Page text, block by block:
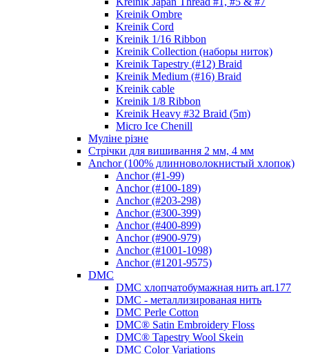
Kreinik Ombre
Kreinik Cord
Kreinik 1/16 Ribbon
Kreinik Collection (наборы ниток)
Kreinik Tapestry (#12) Braid
Kreinik Medium (#16) Braid
Kreinik cable
Kreinik 1/8 Ribbon
Kreinik Heavy #32 Braid (5m)
Micro Ice Chenill
Муліне різне
Стрічки для вишивання 2 мм, 4 мм
Anchor (100% длинноволокнистый хлопок)
Anchor (#1-99)
Anchor (#100-189)
Anchor (#203-298)
Anchor (#300-399)
Anchor (#400-899)
Anchor (#900-979)
Anchor (#1001-1098)
Anchor (#1201-9575)
DMC
DMC хлопчатобумажная нить art.177
DMC - металлизированая нить
DMC Perle Cotton
DMC® Satin Embroidery Floss
DMC® Tapestry Wool Skein
DMC Color Variations